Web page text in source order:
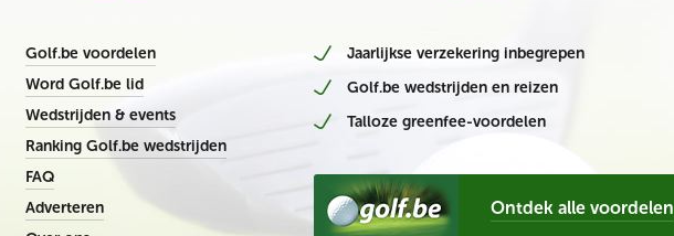
Golf.be voordelen
Word Golf.be lid
Wedstrijden & events
Ranking Golf.be wedstrijden
FAQ
Adverteren
Jaarlijkse verzekering inbegrepen
Golf.be wedstrijden en reizen
Talloze greenfee-voordelen
Ontdek alle voordelen